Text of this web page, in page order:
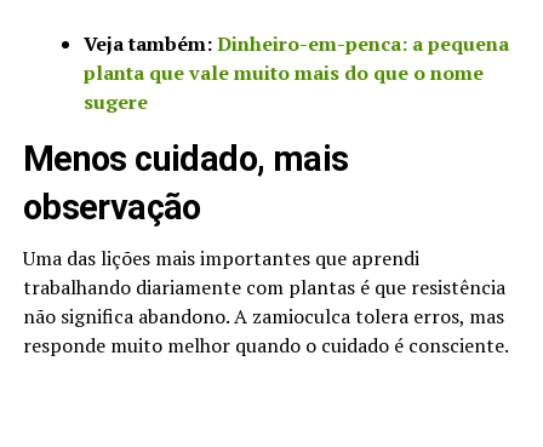
Veja também:Dinheiro-em-penca: a pequena
planta que vale muito mais do que o nome
sugere
Menos cuidado, mais
observação
Uma das lições mais importantes que aprendi
trabalhando diariamente com plantas é que resistência
não significa abandono. A zamioculca tolera erros, mas
responde muito melhor quando o cuidado é consciente.